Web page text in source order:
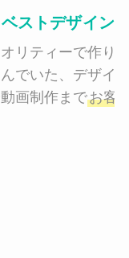
ベストデザイン
リティーで作り
でいた、デザイ
画制作までお客